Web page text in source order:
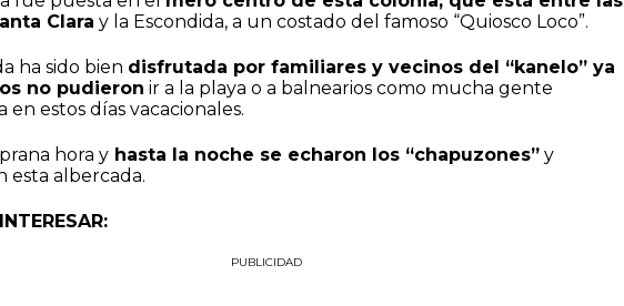
Clara y la Escondida, a un costado del famoso “Quiosco Loco”.
ha sido bien disfrutada por familiares y vecinos del “kanelo” ya
no pudieron ir a la playa o a balnearios como mucha gente
en estos días vacacionales.
hora y hasta la noche se echaron los “chapuzones” y
esta albercada.
PUBLICIDAD